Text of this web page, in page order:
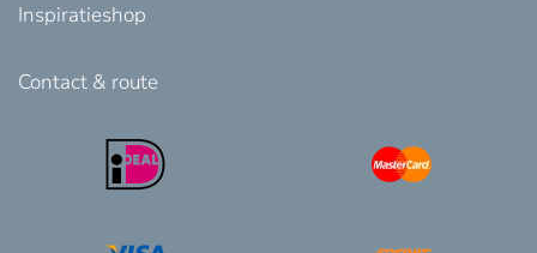
Inspiratieshop
Contact & route